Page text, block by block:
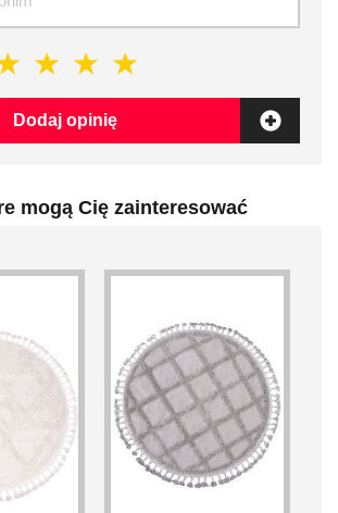
Dodaj opinię
mogą Cię zainteresować